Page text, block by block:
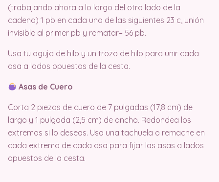
(trabajando ahora a lo largo del otro lado de la
cadena) 1 pb en cada una de las siguientes 23 c, unión
invisible al primer pb y rematar– 56 pb.
Usa tu aguja de hilo y un trozo de hilo para unir cada
asa a lados opuestos de la cesta.
Asas de Cuero
Corta 2 piezas de cuero de 7 pulgadas (17,8 cm) de
largo y 1 pulgada (2,5 cm) de ancho. Redondea los
extremos si lo deseas. Usa una tachuela o remache en
cada extremo de cada asa para fijar las asas a lados
opuestos de la cesta.